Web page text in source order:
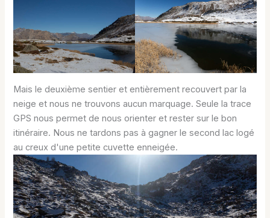
Mais le deuxième sentier et entièrement recouvert par la
neige et nous ne trouvons aucun marquage. Seule la trace
GPS nous permet de nous orienter et rester sur le bon
itinéraire. Nous ne tardons pas à gagner le second lac logé
au creux d'une petite cuvette enneigée.